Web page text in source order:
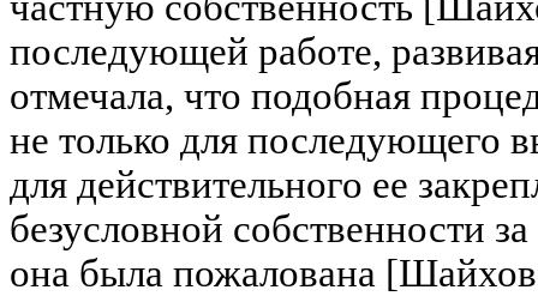
последующей работе,
отмечала, что подобная
не только для последующего
для действительного ее
безусловной собственности
она была пожалована